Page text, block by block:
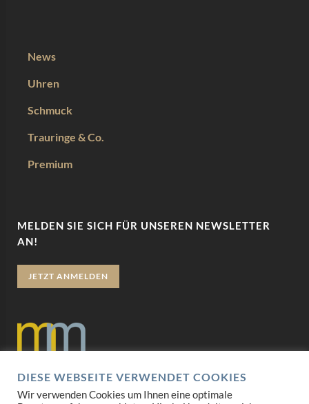
News
Uhren
Schmuck
Trauringe & Co.
Premium
MELDEN SIE SICH FÜR UNSEREN NEWSLETTER
AN!
JETZT ANMELDEN
Datenschutz
DIESE WEBSEITE VERWENDET COOKIES
Wir verwenden Cookies um Ihnen eine optimale